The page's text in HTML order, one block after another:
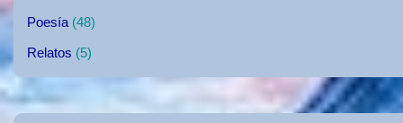
Poesía (48)
Relatos (5)